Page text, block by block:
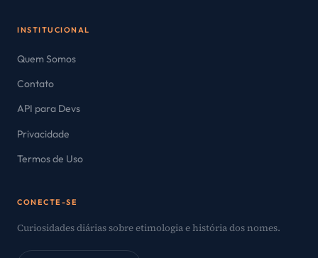
INSTITUCIONAL
Quem Somos
Contato
API para Devs
Privacidade
Termos de Uso
CONECTE-SE
Curiosidades diárias sobre etimologia e história dos nomes.